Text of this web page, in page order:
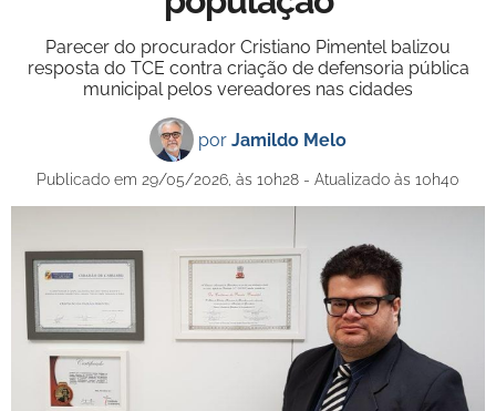
Parecer do procurador Cristiano Pimentel balizou
resposta do TCE contra criação de defensoria pública
municipal pelos vereadores nas cidades
por Jamildo Melo
Publicado em 29/05/2026, às 10h28 - Atualizado às 10h40